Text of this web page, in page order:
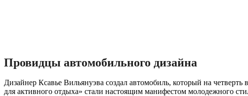
Провидцы автомобильного дизайна
Дизайнер Ксавье Вильянуэва создал автомобиль, который на
для активного отдыха» стали настоящим манифестом молодежного